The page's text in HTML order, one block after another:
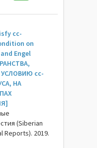
cc-
on
Engel
cc-
НА
(Siberian
Reports). 2019.